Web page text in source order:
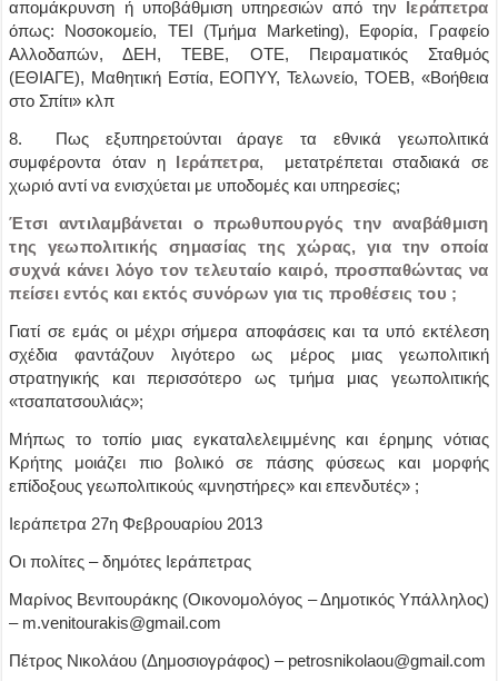
απομάκρυνση ή υποβάθμιση υπηρεσιών από την Ιεράπετρα
όπως: Νοσοκομείο, ΤΕΙ (Τμήμα Marketing), Εφορία, Γραφείο
Αλλοδαπών, ΔΕΗ, ΤΕΒΕ, ΟΤΕ, Πειραματικός Σταθμός
(ΕΘΙΑΓΕ), Μαθητική Εστία, ΕΟΠΥΥ, Τελωνείο, ΤΟΕΒ, «Βοήθεια
στο Σπίτι» κλπ
8. Πως εξυπηρετούνται άραγε τα εθνικά γεωπολιτικά
συμφέροντα όταν η Ιεράπετρα, μετατρέπεται σταδιακά σε
χωριό αντί να ενισχύεται με υποδομές και υπηρεσίες;
Έτσι αντιλαμβάνεται ο πρωθυπουργός την αναβάθμιση
της γεωπολιτικής σημασίας της χώρας, για την οποία
συχνά κάνει λόγο τον τελευταίο καιρό, προσπαθώντας να
πείσει εντός και εκτός συνόρων για τις προθέσεις του ;
Γιατί σε εμάς οι μέχρι σήμερα αποφάσεις και τα υπό εκτέλεση
σχέδια φαντάζουν λιγότερο ως μέρος μιας γεωπολιτική
στρατηγικής και περισσότερο ως τμήμα μιας γεωπολιτικής
«τσαπατσουλιάς»;
Μήπως το τοπίο μιας εγκαταλελειμμένης και έρημης νότιας
Κρήτης μοιάζει πιο βολικό σε πάσης φύσεως και μορφής
επίδοξους γεωπολιτικούς «μνηστήρες» και επενδυτές» ;
Ιεράπετρα 27η Φεβρουαρίου 2013
Οι πολίτες – δημότες Ιεράπετρας
Μαρίνος Βενιτουράκης (Οικονομολόγος – Δημοτικός Υπάλληλος)
– m.venitourakis@gmail.com
Πέτρος Νικολάου (Δημοσιογράφος) – petrosnikolaou@gmail.com